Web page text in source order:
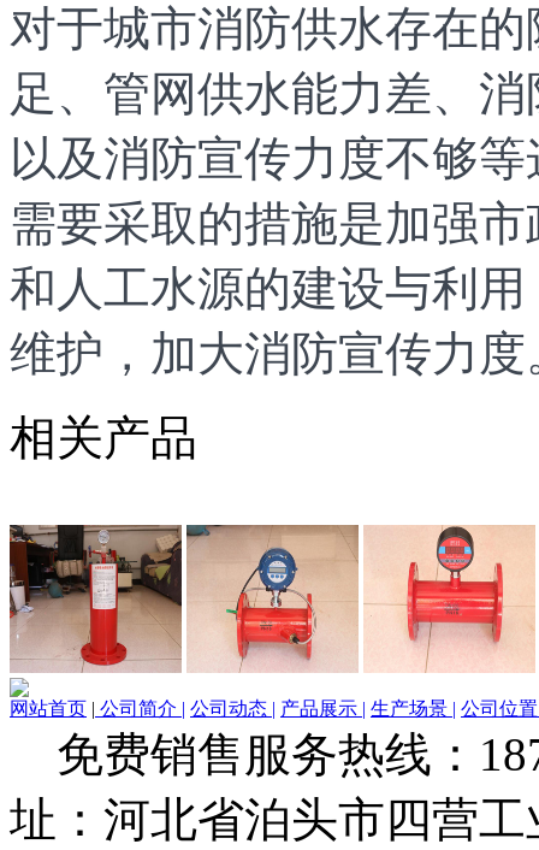
对于城市消防供水存在
足、管网供水能力差、
以及消防宣传力度不够
需要采取的措施是加强
和人工水源的建设与利
维护，加大消防宣传力度
相关产品
网站首页 | 公司简介 | 公司动态 | 产品展示 | 生产场景 | 公司位
免费销售服务热线：
址：河北省泊头市四营工